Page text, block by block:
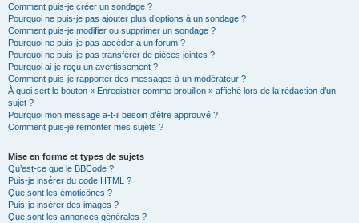
Comment puis-je créer un sondage ?
Pourquoi ne puis-je pas ajouter plus d’options à un sondage ?
Comment puis-je modifier ou supprimer un sondage ?
Pourquoi ne puis-je pas accéder à un forum ?
Pourquoi ne puis-je pas transférer de pièces jointes ?
Pourquoi ai-je reçu un avertissement ?
Comment puis-je rapporter des messages à un modérateur ?
À quoi sert le bouton « Enregistrer comme brouillon » affiché lors de la rédaction d’un
sujet ?
Pourquoi mon message a-t-il besoin d’être approuvé ?
Comment puis-je remonter mes sujets ?
Mise en forme et types de sujets
Qu’est-ce que le BBCode ?
Puis-je insérer du code HTML ?
Que sont les émoticônes ?
Puis-je insérer des images ?
Que sont les annonces générales ?